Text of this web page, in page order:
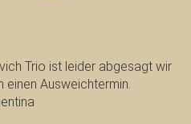
Trio ist leider abgesagt wir
einen Ausweichtermin.